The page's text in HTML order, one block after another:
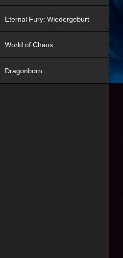
Eternal Fury: Wiedergeburt
World of Chaos
Dragonborn